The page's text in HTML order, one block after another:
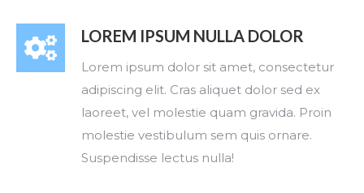
LOREM IPSUM NULLA DOLOR
Lorem ipsum dolor sit amet, consectetur
adipiscing elit. Cras aliquet dolor sed ex
laoreet, vel molestie quam gravida. Proin
molestie vestibulum sem quis ornare.
Suspendisse lectus nulla!